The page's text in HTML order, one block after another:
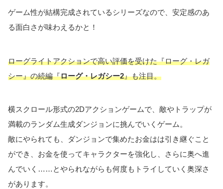
ゲーム性が結構完成されているシリーズなので、安定感のあ
る面白さが味わえるかと！
ローグライトアクションで高い評価を受けた『ローグ・レガ
シー』の続編『ローグ・レガシー2』も注目。
横スクロール形式の2Dアクションゲームで、敵やトラップが
満載のランダム生成ダンジョンに挑んでいくゲーム。
敵にやられても、ダンジョンで集めたお金はは引き継ぐこと
ができ、お金を使ってキャラクターを強化し、さらに奥へ進
んでいく……とやられながらも何度もトライしていく奥深さ
があります。